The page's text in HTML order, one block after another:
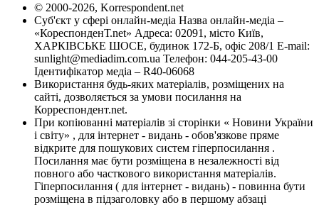
© 2000-2026, Korrespondent.net
Суб'єкт у сфері онлайн-медіа Назва онлайн-медіа –
«КореспонденТ.net» Адреса: 02091, місто Київ,
ХАРКІВСЬКЕ ШОСЕ, будинок 172-Б, офіс 208/1 E-mail:
sunlight@mediadim.com.ua Телефон: 044-205-43-00
Ідентифікатор медіа – R40-06068
Використання будь-яких матеріалів, розміщених на
сайті, дозволяється за умови посилання на
Корреспондент.net.
При копіюванні матеріалів зі сторінки « Новини України
і світу» , для інтернет - видань - обов'язкове пряме
відкрите для пошукових систем гіперпосилання .
Посилання має бути розміщена в незалежності від
повного або часткового використання матеріалів.
Гіперпосилання ( для інтернет - видань) - повинна бути
розміщена в підзаголовку або в першому абзаці